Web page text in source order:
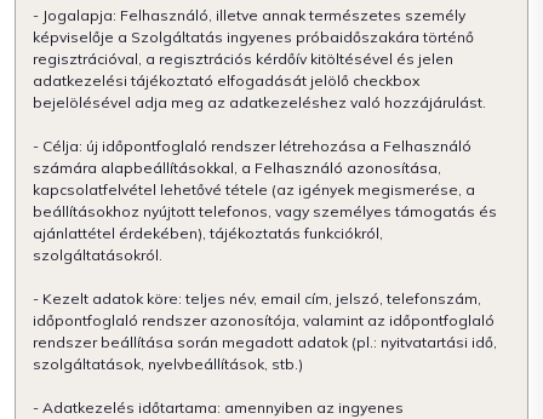
- Jogalapja: Felhasználó, illetve annak természetes személy
képviselője a Szolgáltatás ingyenes próbaidőszakára történő
regisztrációval, a regisztrációs kérdőív kitöltésével és jelen
adatkezelési tájékoztató elfogadását jelölő checkbox
bejelölésével adja meg az adatkezeléshez való hozzájárulást.
- Célja: új időpontfoglaló rendszer létrehozása a Felhasználó
számára alapbeállításokkal, a Felhasználó azonosítása,
kapcsolatfelvétel lehetővé tétele (az igények megismerése, a
beállításokhoz nyújtott telefonos, vagy személyes támogatás és
ajánlattétel érdekében), tájékoztatás funkciókról,
szolgáltatásokról.
- Kezelt adatok köre: teljes név, email cím, jelszó, telefonszám,
időpontfoglaló rendszer azonosítója, valamint az időpontfoglaló
rendszer beállítása során megadott adatok (pl.: nyitvatartási idő,
szolgáltatások, nyelvbeállítások, stb.)
- Adatkezelés időtartama: amennyiben az ingyenes